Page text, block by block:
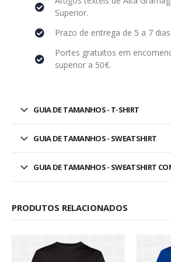
Superior.
Prazo de entrega de 5 a 7
Portes gratuitos em
superior a 50€.
GUIA DE TAMANHOS - T-SHIRT
GUIA DE TAMANHOS - SWEATSHIRT
GUIA DE TAMANHOS - SWEATSHIRT
PRODUTOS RELACIONADOS